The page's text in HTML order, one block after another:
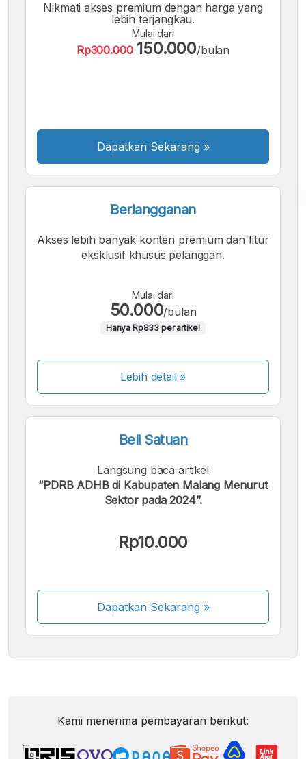
A A
Sedang
A
Font
Besar
Nikmati akses premium dengan harga yang
lebih terjangkau.
Mulai dari
Rp300.000 150.000/bulan
Dapatkan Sekarang »
Berlangganan
Akses lebih banyak konten premium dan fitur
eksklusif khusus pelanggan.
Mulai dari
50.000/bulan
Hanya Rp833 per artikel
Lebih detail »
Beli Satuan
Langsung baca artikel
“PDRB ADHB di Kabupaten Malang Menurut
Sektor pada 2024”.
Rp10.000
Dapatkan Sekarang»
Kami menerima pembayaran berikut: